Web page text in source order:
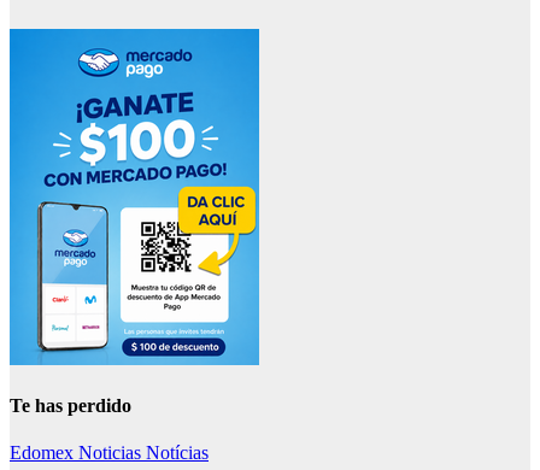
Te has perdido
Edomex Noticias Notícias